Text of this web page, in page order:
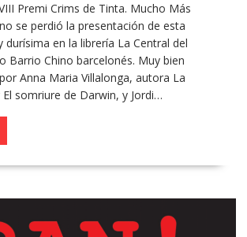
Premi Crims de Tinta. Mucho Más
se perdió la presentación de esta
durísima en la librería La Central del
Barrio Chino barcelonés. Muy bien
Anna Maria Villalonga, autora La
somriure de Darwin, y Jordi…